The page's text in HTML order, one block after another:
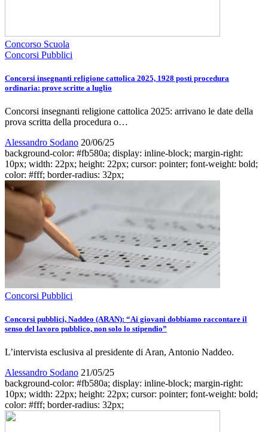
Concorso Scuola
Concorsi Pubblici
Concorsi insegnanti religione cattolica 2025, 1928 posti procedura
ordinaria: prove scritte a luglio
Concorsi insegnanti religione cattolica 2025: arrivano le date della
prova scritta della procedura o…
Alessandro Sodano 20/06/25
background-color: #fb580a; display: inline-block; margin-right:
10px; width: 22px; height: 22px; cursor: pointer; font-weight: bold;
color: #fff; border-radius: 32px;
Concorsi Pubblici
Concorsi pubblici, Naddeo (ARAN): “Ai giovani dobbiamo raccontare il
senso del lavoro pubblico, non solo lo stipendio”
L’intervista esclusiva al presidente di Aran, Antonio Naddeo.
Alessandro Sodano 21/05/25
background-color: #fb580a; display: inline-block; margin-right:
10px; width: 22px; height: 22px; cursor: pointer; font-weight: bold;
color: #fff; border-radius: 32px;